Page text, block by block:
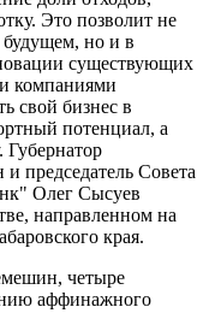
Это позволит не
будущем, но и в
существующих
компаниями
свой бизнес в
потенциал, а
Губернатор
председатель Совета
Олег Сысуев
направленном на
края.
четыре
аффинажного